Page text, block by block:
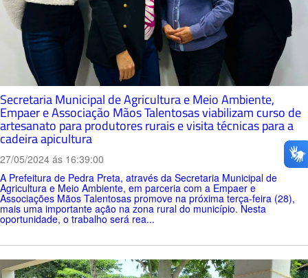
Secretaria Municipal de Agricultura e Meio Ambiente,
Empaer e Associação Mãos Talentosas viabilizam curso de
artesanato para produtores rurais e visita técnicas para a
cadeira apicultura
27/05/2024 ás 16:39:00
A Prefeitura de Pedra Preta, através da Secretaria Municipal de
Agricultura e Meio Ambiente, em parceria com a Empaer e
Associações Mãos Talentosas promove na próxima terça-feira (28),
mais uma importante ação na zona rural do município. Nesta
oportunidade, o trabalho será rea...